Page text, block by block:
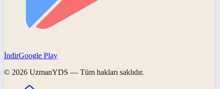
İndirGoogle Play
© 2026 UzmanYDS — Tüm hakları saklıdır.